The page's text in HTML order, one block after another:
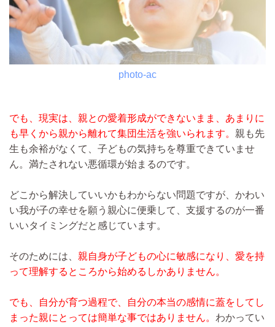
photo-ac
でも、現実は、親との愛着形成ができないまま、あまりに
も早くから親から離れて集団生活を強いられます。 親も先
生も余裕がなくて、子どもの気持ちを尊重できていませ
ん。満たされない悪循環が始まるのです。
どこから解決していいかもわからない問題ですが、かわい
い我が子の幸せを願う親心に便乗して、支援するのが一番
いいタイミングだと感じています。
そのためには、 親自身が子どもの心に敏感になり、愛を持
って理解するところから始めるしかありません。
でも、自分が育つ過程で、自分の本当の感情に蓋をしてし
まった親にとっては簡単な事ではありません。 わかってい